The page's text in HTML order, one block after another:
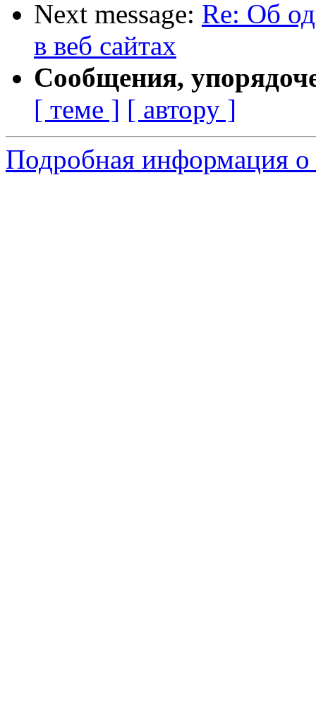
Next message: Re: Об
в веб сайтах
Сообщения,
[ теме ] [ автору ]
Подробная информация